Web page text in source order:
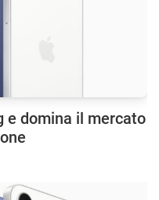
e domina il mercato